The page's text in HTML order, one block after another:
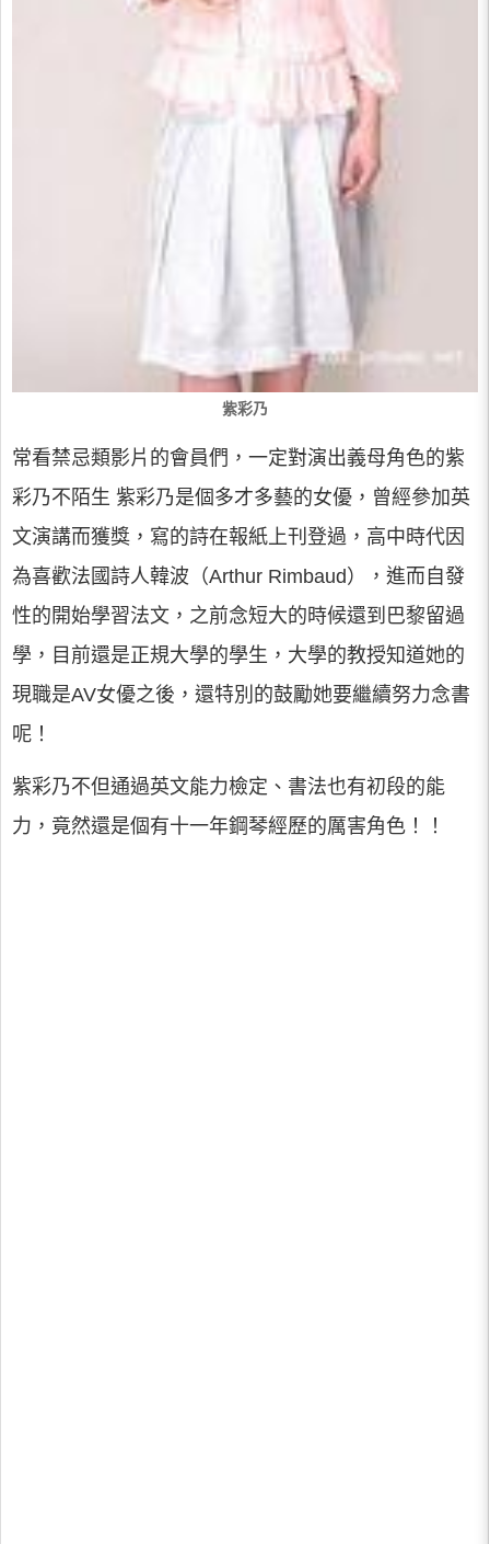
紫彩乃
常看禁忌類影片的會員們，一定對演出義母角色的紫
彩乃不陌生 紫彩乃是個多才多藝的女優，曾經參加英
文演講而獲獎，寫的詩在報紙上刊登過，高中時代因
為喜歡法國詩人韓波（Arthur Rimbaud），進而自發
性的開始學習法文，之前念短大的時候還到巴黎留過
學，目前還是正規大學的學生，大學的教授知道她的
現職是AV女優之後，還特別的鼓勵她要繼續努力念書
呢！
紫彩乃不但通過英文能力檢定、書法也有初段的能
力，竟然還是個有十一年鋼琴經歷的厲害角色！！